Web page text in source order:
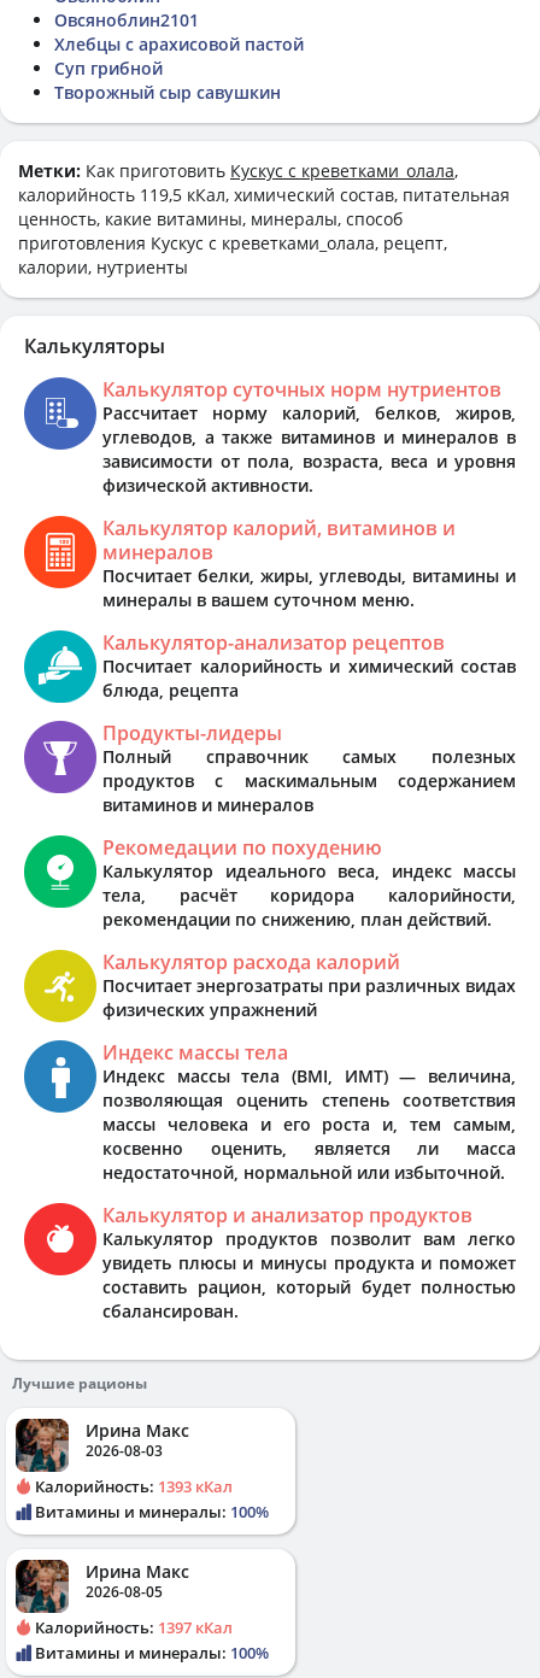
Овсяноблин2101
Хлебцы с арахисовой пастой
Суп грибной
Творожный сыр савушкин
Метки: Как приготовить Кускус с креветками_олала,
калорийность 119,5 кКал, химический состав, питательная
ценность, какие витамины, минералы, способ
приготовления Кускус с креветками_олала, рецепт,
калории, нутриенты
Калькуляторы
Калькулятор суточных норм нутриентов
Рассчитает норму калорий, белков, жиров,
углеводов, а также витаминов и минералов в
зависимости от пола, возраста, веса и уровня
физической активности.
Калькулятор калорий, витаминов и
минералов
Посчитает белки, жиры, углеводы, витамины и
минералы в вашем суточном меню.
Калькулятор-анализатор рецептов
Посчитает калорийность и химический состав
блюда, рецепта
Продукты-лидеры
Полный справочник самых полезных
продуктов с маскимальным содержанием
витаминов и минералов
Рекомедации по похудению
Калькулятор идеального веса, индекс массы
тела, расчёт коридора калорийности,
рекомендации по снижению, план действий.
Калькулятор расхода калорий
Посчитает энергозатраты при различных видах
физических упражнений
Индекс массы тела
Индекс массы тела (BMI, ИМТ) — величина,
позволяющая оценить степень соответствия
массы человека и его роста и, тем самым,
косвенно оценить, является ли масса
недостаточной, нормальной или избыточной.
Калькулятор и анализатор продуктов
Калькулятор продуктов позволит вам легко
увидеть плюсы и минусы продукта и поможет
составить рацион, который будет полностью
сбалансирован.
Лучшие рационы
Ирина Макс
2026-08-03
Калорийность: 1393 кКал
Витамины и минералы: 100%
Ирина Макс
2026-08-05
Калорийность: 1397 кКал
Витамины и минералы: 100%